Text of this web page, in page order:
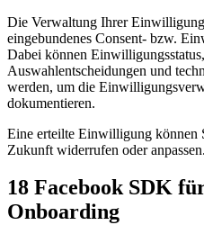
Die Verwaltung Ihrer
eingebundenes Consent- bzw.
Dabei können
Auswahlentscheidungen und
werden, um die
dokumentieren.
Eine erteilte Einwilligung können
Zukunft widerrufen oder anpassen.
18 Facebook SDK
Onboarding